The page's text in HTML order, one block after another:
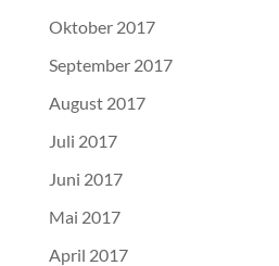
Oktober 2017
September 2017
August 2017
Juli 2017
Juni 2017
Mai 2017
April 2017